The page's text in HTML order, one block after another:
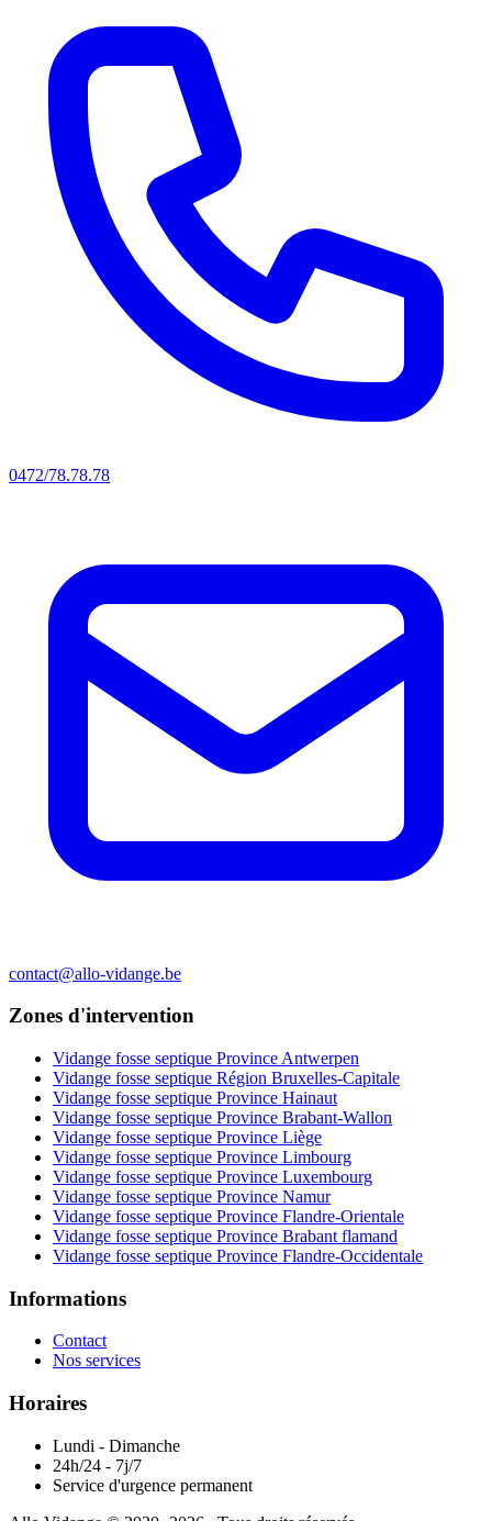
0472/78.78.78
contact@allo-vidange.be
Zones d'intervention
Vidange fosse septique Province Antwerpen
Vidange fosse septique Région Bruxelles-Capitale
Vidange fosse septique Province Hainaut
Vidange fosse septique Province Brabant-Wallon
Vidange fosse septique Province Liège
Vidange fosse septique Province Limbourg
Vidange fosse septique Province Luxembourg
Vidange fosse septique Province Namur
Vidange fosse septique Province Flandre-Orientale
Vidange fosse septique Province Brabant flamand
Vidange fosse septique Province Flandre-Occidentale
Informations
Contact
Nos services
Horaires
Lundi - Dimanche
24h/24 - 7j/7
Service d'urgence permanent